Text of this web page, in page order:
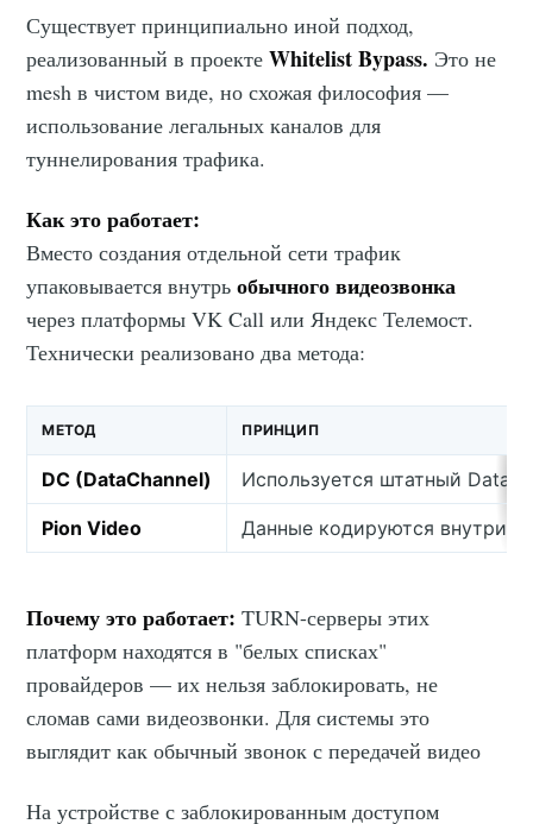
Существует принципиально иной подход,
реализованный в проектеWhitelist Bypass. Это не
mesh в чистом виде, но схожая философия —
использование легальных каналов для
туннелирования трафика.
Как это работает:
Вместо создания отдельной сети трафик
упаковывается внутрьобычного видеозвонка
через платформы VK Call или Яндекс Телемост.
Технически реализовано два метода:
МЕТОД ПРИНЦИП
DC (DataChannel) Используется штатный
Pion Video Данные кодируются внутри
Почему это работает: TURN-серверы этих
платформ находятся в "белых списках"
провайдеров — их нельзя заблокировать, не
сломав сами видеозвонки. Для системы это
выглядит как обычный звонок с передачей видео
На устройстве с заблокированным доступом